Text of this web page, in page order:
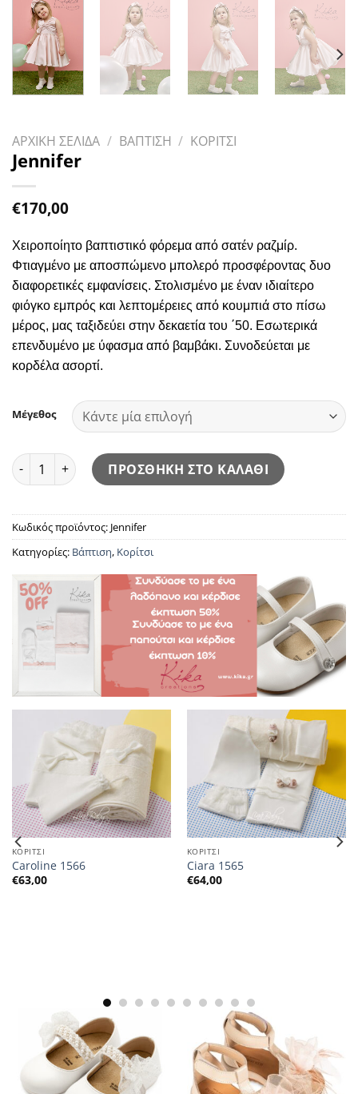
ΑΡΧΙΚΗ ΣΕΛΙΔΑ / ΒΑΠΤΙΣΗ / ΚΟΡΙΤΣΙ
Jennifer
€170,00
Χειροποίητο βαπτιστικό φόρεμα από σατέν ραζμίρ.
Φτιαγμένο με αποσπώμενο μπολερό προσφέροντας δυο
διαφορετικές εμφανίσεις. Στολισμένο με έναν ιδιαίτερο
φιόγκο εμπρός και λεπτομέρειες από κουμπιά στο πίσω
μέρος, μας ταξιδεύει στην δεκαετία του ΄50. Εσωτερικά
επενδυμένο με ύφασμα από βαμβάκι. Συνοδεύεται με
κορδέλα ασορτί.
Μέγεθος
Jennifer ποσότηταΠΡΟΣΘΗΚΗ ΣΤΟ ΚΑΛΑΘΙ
Κωδικός προϊόντος: Jennifer
Κατηγορίες: Βάπτιση, Κορίτσι
ΚΟΡΙΤΣΙ
Caroline 1566
€63,00
ΚΟΡΙΤΣΙ
Ciara 1565
€64,00